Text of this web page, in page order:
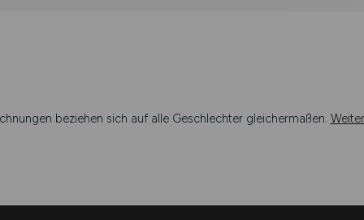
beziehen sich auf alle Geschlechter gleichermaßen.